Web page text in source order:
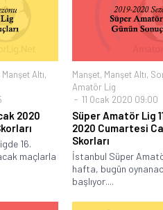
Manşet Altı,
2020
16.
maçlarla
Manşet, Manşet Altı,
Amatör Lig
11 Ocak 2020 09:00
Süper Amatör Lig
2020 Cumartesi
Skorları
İstanbul Süper
hafta, bugün
başlıyor....